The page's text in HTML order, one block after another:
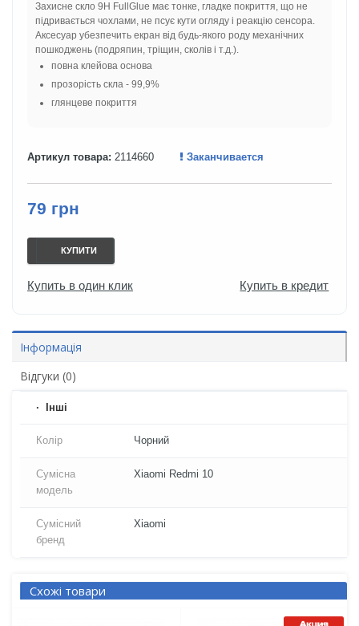
Захисне скло 9H FullGlue має тонке, гладке покриття, що не
підривається чохлами, не псує кути огляду і реакцію сенсора.
Аксесуар убезпечить екран від будь-якого роду механічних
пошкоджень (подряпин, тріщин, сколів і т.д.).
повна клейова основа
прозорість скла - 99,9%
глянцеве покриття
Артикул товара: 2114660 Заканчивается
79 грн
КУПИТИ
Купить в один клик Купить в кредит
Інформація
Відгуки (0)
Iнші
Колір Чорний
Сумісна
модель
Xiaomi Redmi 10
Сумісний
бренд
Xiaomi
Схожі товари